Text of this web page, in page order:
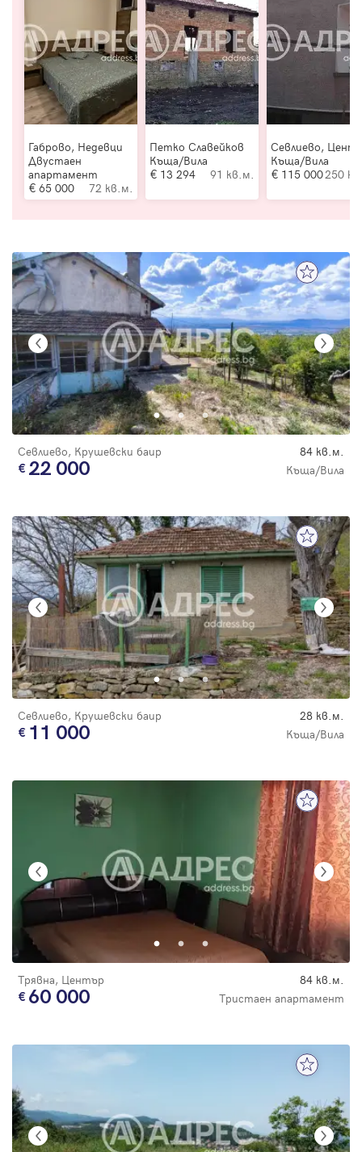
Габрово, Недевци
Двустаен
апартамент
65 000
72 кв.м.
Петко Славейков
Къща/Вила
13 294
91 кв.м.
Севлиево,
Къща/Вила
115 000250
Севлиево, Крушевски баир 84 кв.м.
22 000 Къща/Вила
Севлиево, Крушевски баир 28 кв.м.
11 000 Къща/Вила
Трявна, Център 84 кв.м.
60 000 Тристаен апартамент